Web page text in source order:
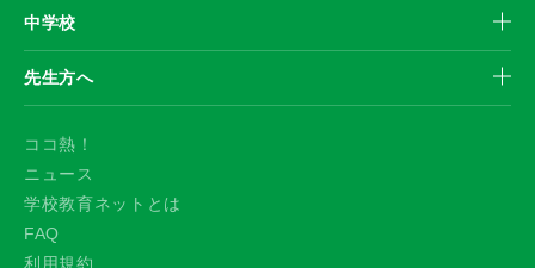
中学校
先生方へ
ココ熱！
ニュース
学校教育ネットとは
FAQ
利用規約